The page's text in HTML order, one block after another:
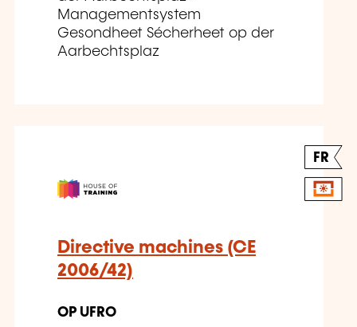
Managementsystem
Gesondheet Sécherheet op der
Aarbechtsplaz
FR
Directive machines (CE
2006/42)
OP UFRO